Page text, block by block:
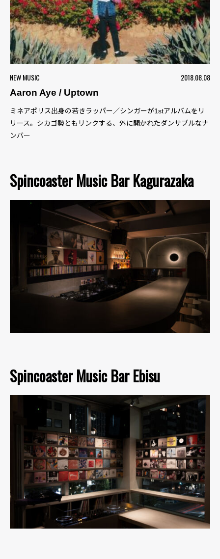
NEW MUSIC
2018.08.08
Aaron Aye / Uptown
ミネアポリス出身の若きラッパー／シンガーが1stアルバムをリ
リース。シカゴ勢ともリンクする、外に開かれたダンサブルなナ
ンバー
Spincoaster Music Bar Kagurazaka
Spincoaster Music Bar Ebisu